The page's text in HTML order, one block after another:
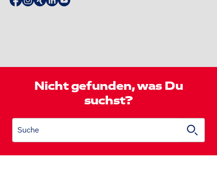
Nicht gefunden, was Du
suchst?
Suche